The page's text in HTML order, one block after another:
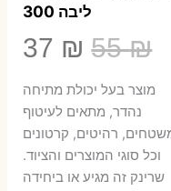
ליבה 300
55₪
המחיר
המקורי
היה:
55 ₪.
37 ₪
₪.
מוצר בעל יכולת מתיחה
נהדר, מתאים לעיטוף
רהיטים, קרטונים
וכל סוגי המוצרים והציוד.
שרינק זה מגיע או ביחידה